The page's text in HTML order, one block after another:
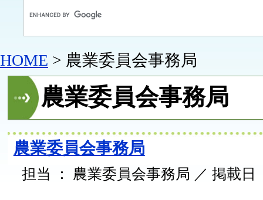
HOME > 農業委員会事務局
農業委員会事務局
農業委員会事務局
担当 ： 農業委員会事務局 ／ 掲載日